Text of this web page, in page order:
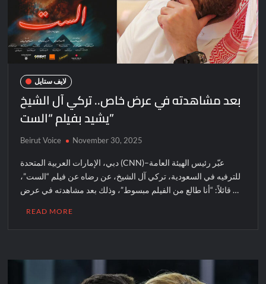
لايف ستايل
بعد مشاهدته في عرض خاص.. تركي آل الشيخ
يشيد بفيلم “الست”
Beirut Voice November 30, 2025
دبي، الإمارات العربية المتحدة (CNN)–عبّر رئيس الهيئة العامة
للترفيه في السعودية، تركي آل الشيخ، عن رضاه عن فيلم “الست”،
قائلاً: “أنا طالع من الفيلم مبسوط”، وذلك بعد مشاهدته في عرض …
READ MORE